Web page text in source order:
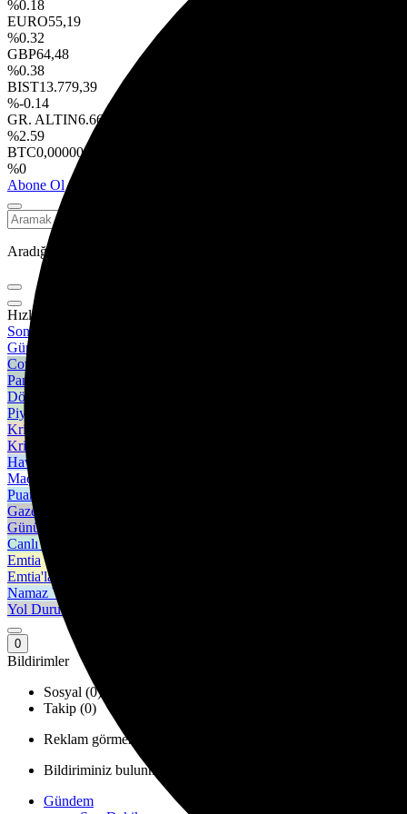
%0.18
EURO55,19
%0.32
GBP64,48
%0.38
BIST13.779,39
%-0.14
GR. ALTIN6.660,55
%2.59
BTC0,000000
%0
Abone Ol
Aradığınız kelimeyi yazın ve entera basın, kapatmak için esc butonuna
Hızlı Erişim
Son Dakika
Günün son gelişmelerine yakından bakın.
Covid 19
Pandeminin detayları..
Döviz Kurlar
Piyasanın kalbine yakından göz atın.
Kripto Paralar
Kripto para piyasalarında son durum!
Hava Durumu
Maç Merkezi
Puan Durumu
Gazeteler
Günün gazete manşetlerini inceleyin.
Canlı Tv
Emtia
Emtia'larda son durum!
Namaz Vakitleri
Yol Durumu
0
Bildirimler
Sosyal (0)
Takip (0)
Reklam görmemek için, özel sayfa ve yazılara erişim için
Bildiriminiz bulunmamaktadır.
Gündem